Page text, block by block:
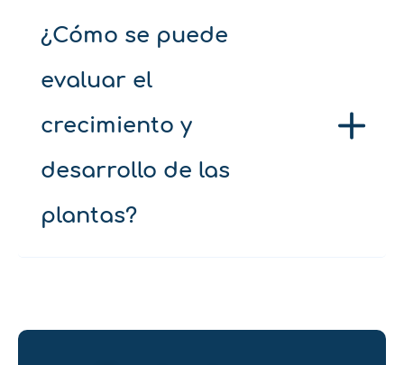
¿Cómo se puede
evaluar el
crecimiento y
desarrollo de las
plantas?